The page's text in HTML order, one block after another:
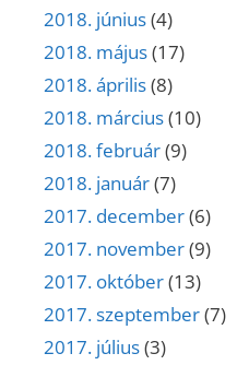
2018. június(4)
2018. május(17)
2018. április(8)
2018. március(10)
2018. február(9)
2018. január(7)
2017. december(6)
2017. november(9)
2017. október(13)
2017. szeptember(7)
2017. július(3)